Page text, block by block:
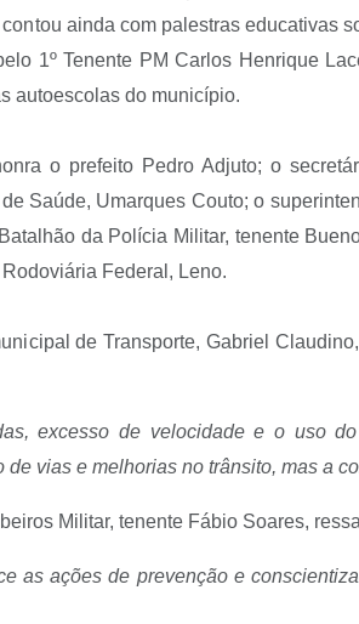
ainda com palestras educativas
1º Tenente PM Carlos Henrique
autoescolas do município.
o prefeito Pedro Adjuto; o
Saúde, Umarques Couto; o
da Polícia Militar, tenente
Federal, Leno.
de Transporte, Gabriel
excesso de velocidade e o uso
vias e melhorias no trânsito, mas a
Militar, tenente Fábio Soares,
as ações de prevenção e